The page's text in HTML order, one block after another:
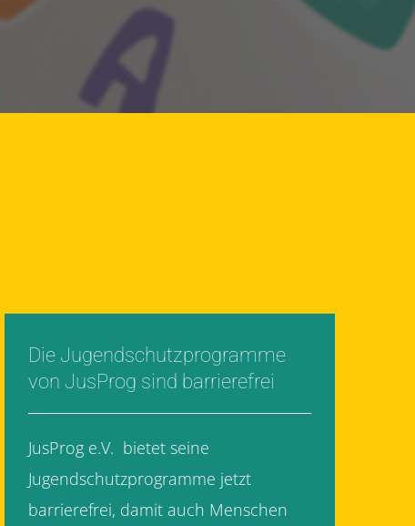
Die Jugendschutzprogramme
von JusProg sind barrierefrei
JusProg e.V. bietet seine
Jugendschutzprogramme jetzt
barrierefrei, damit auch Menschen